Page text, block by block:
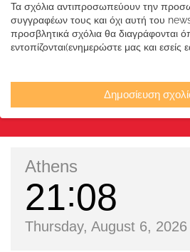
Τα σχόλια αντιπροσωπεύουν την
συγγραφέων τους και όχι αυτή του
προσβλητικά σχόλια θα διαγράφονται
εντοπίζονται(ενημερώστε μας και εσείς
Δημοσίευση
Athens
21 08
Thursday, August 6, 2026